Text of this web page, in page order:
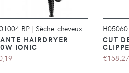
| Sèche-cheveux
HAIRDRYER
IONIC
CUT
€158,27